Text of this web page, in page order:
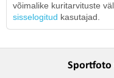
võimalike kuritarvituste
sisselogitud kasutajad.
Sportfoto